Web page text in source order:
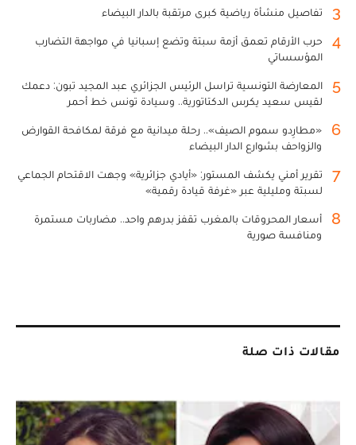
3 تفاصيل منشأة رياضية كبرى مرتقبة بالدار البيضاء
4
حرب الأرقام تعمق أزمة سبتة وتضع إسبانيا في مواجهة التضارب
المؤسساتي
5
المعارضة التونسية تراسل الرئيس الجزائري عبد المجيد تبون: دعمك
لقيس سعيد يكرس الدكتاتورية.. وسيادة تونس خط أحمر
6
«مطارِدو سموم الصيف».. رحلة ميدانية مع فرقة لمكافحة القوارض
والزواحف بشوارع الدار البيضاء
7
تقرير أمني يكشف المستور: «أيادي جزائرية» وجهت الاقتحام الجماعي
لسبتة ومليلية عبر «غرفة قيادة رقمية»
8
أسعار المحروقات بالمغرب تقفز بدرهم واحد.. مضاربات مستمرة
ومنافسة صورية
مقالات ذات صلة